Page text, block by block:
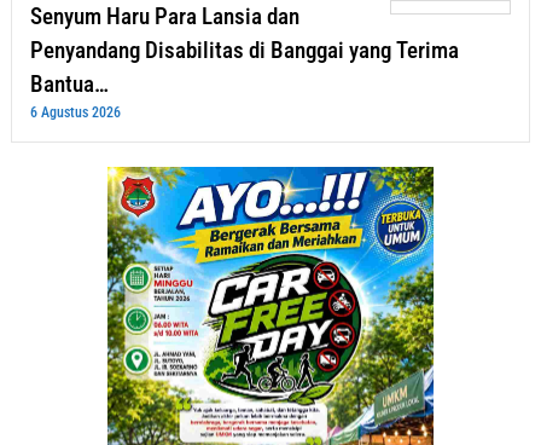
Senyum Haru Para Lansia dan
Penyandang Disabilitas di Banggai yang Terima
Bantua…
6 Agustus 2026